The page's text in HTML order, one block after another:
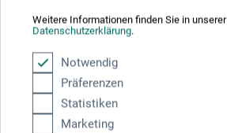
Weitere Informationen finden Sie in unserer
Datenschutzerklärung.
Notwendig
Präferenzen
Statistiken
Marketing